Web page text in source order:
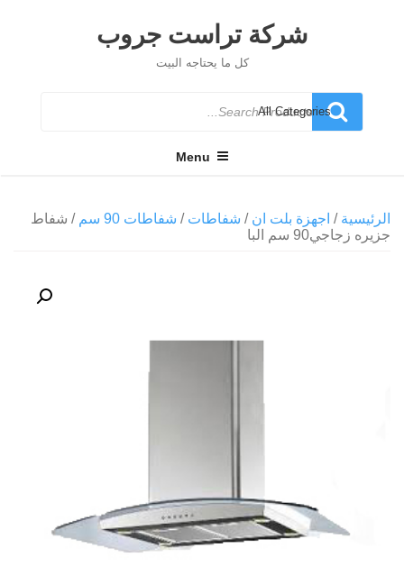
شركة تراست جروب
كل ما يحتاجه البيت
Search
for
Menu
الرئيسية / اجهزة بلت ان / شفاطات / شفاطات 90 سم
/ شفاط
جزيره زجاجي90 سم البا